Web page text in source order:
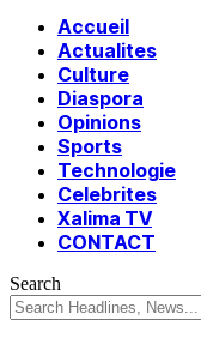
Accueil
Actualites
Culture
Diaspora
Opinions
Sports
Technologie
Celebrites
Xalima TV
CONTACT
Search